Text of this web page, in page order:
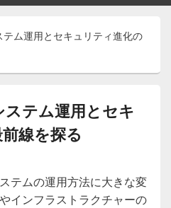
ム運用とセキュリティ進化の
テム運用とセキ
線を探る
テムの運用方法に大きな変
インフラストラクチャーの